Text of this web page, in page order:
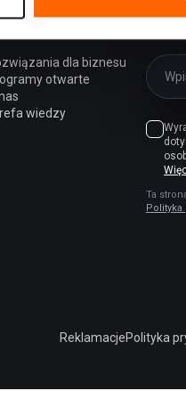
dla biznesu
otwarte
wiedzy
Ta
Polityka
ReklamacjePolityka